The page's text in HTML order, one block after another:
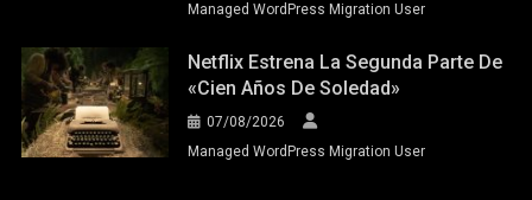
Managed WordPress Migration User
Netflix Estrena La Segunda Parte De
«Cien Años De Soledad»
07/08/2026
Managed WordPress Migration User